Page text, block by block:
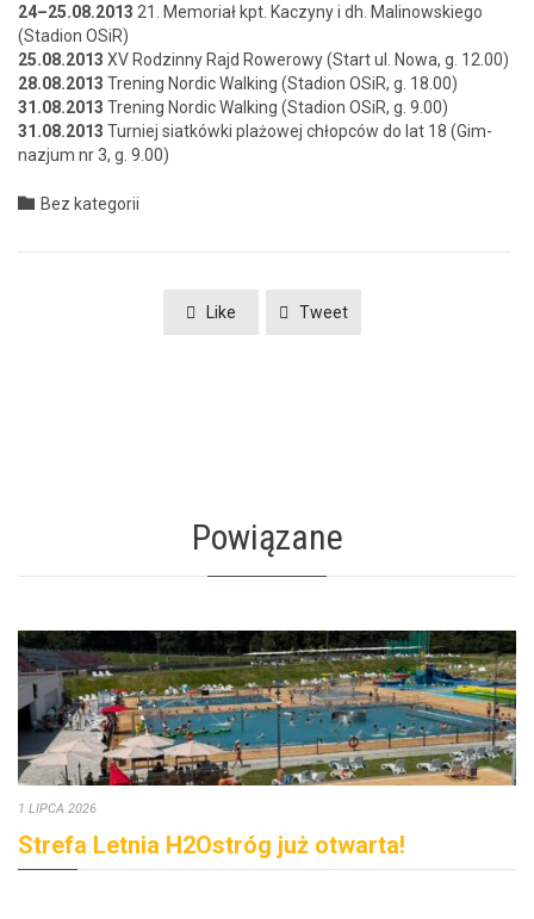
24–25.08.2013 21. Memo­ri­ał kpt. Kaczyny i dh. Mali­nowskiego
(Sta­dion OSiR)
25.08.2013 XV Rodzin­ny Rajd Rowerowy (Start ul. Nowa, g. 12.00)
28.08.2013 Tren­ing Nordic Walk­ing (Sta­dion OSiR, g. 18.00)
31.08.2013 Tren­ing Nordic Walk­ing (Sta­dion OSiR, g. 9.00)
31.08.2013 Turniej siatków­ki plażowej chłopców do lat 18 (Gim­
nazjum nr 3, g. 9.00)
 Category
Bez kategorii
Like Tweet
Powiązane
1 LIPCA 2026
Strefa Letnia H2Ostróg już otwarta!